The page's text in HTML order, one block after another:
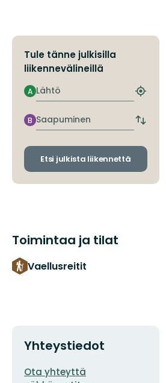
Tule tänne julkisilla
liikennevälineillä
Lähtö
A
Etsi
pysäkki
Saapuminen
B
Vaihda
ja
Etsi julkista liikennettä
Toimintaa ja tilat
Vaellusreitit
Yhteystiedot
Sähköpostiosoite
Ota yhteyttä